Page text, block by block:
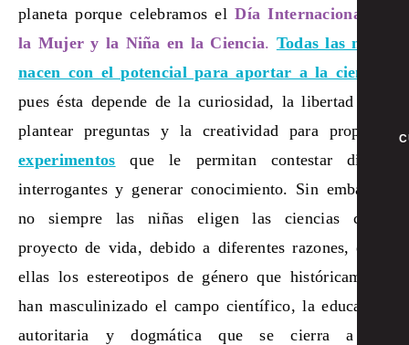
planeta porque celebramos elDía Internacional de
la Mujer y la Niña en la Ciencia. Todas las niñas
nacen con el potencial para aportar a la ciencia
pues ésta depende de la curiosidad, la libertad para
plantear preguntas y la creatividad para proponer
experimentos que le permitan contestar dichas
interrogantes y generar conocimiento. Sin embargo,
no siempre las niñas eligen las ciencias como
proyecto de vida, debido a diferentes razones, entre
ellas los estereotipos de género que históricamente
han masculinizado el campo científico, la educación
autoritaria y dogmática que se cierra a los